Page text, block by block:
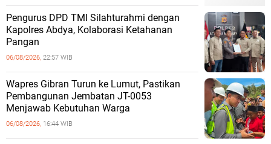
Pengurus DPD TMI Silahturahmi dengan
Kapolres Abdya, Kolaborasi Ketahanan
Pangan
06/08/2026, 22:57 WIB
Wapres Gibran Turun ke Lumut, Pastikan
Pembangunan Jembatan JT-0053
Menjawab Kebutuhan Warga
06/08/2026, 16:44 WIB